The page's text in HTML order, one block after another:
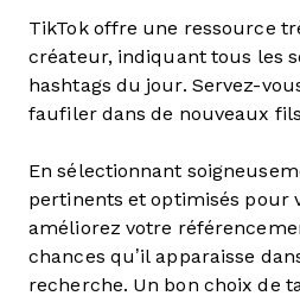
TikTok offre une ressource
créateur, indiquant tous les
hashtags du jour. Servez-
faufiler dans de nouveaux
En sélectionnant
pertinents et optimisés pour
améliorez votre
chances qu’il apparaisse
recherche. Un bon choix de